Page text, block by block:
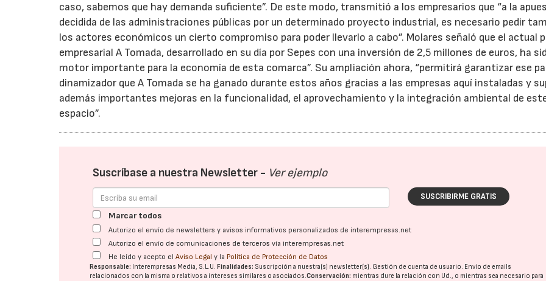
caso, sabemos que hay demanda suficiente”. De este modo, transmitió a los empresarios que “a la
decidida de las administraciones públicas por un determinado proyecto industrial, es necesario pedir
los actores económicos un cierto compromiso para poder llevarlo a cabo”. Molares señaló que el actual
empresarial A Tomada, desarrollado en su día por Sepes con una inversión de 2,5 millones de euros, ha
motor importante para la economía de esta comarca”. Su ampliación ahora, “permitirá garantizar ese
dinamizador que A Tomada se ha ganado durante estos años gracias a las empresas aquí instaladas y
además importantes mejoras en la funcionalidad, el aprovechamiento y la integración ambiental de
espacio”.
Suscríbase a nuestra Newsletter - Ver ejemplo
SUSCRIBIRME GRATIS
Marcar todos
Autorizo el envío de newsletters y avisos informativos personalizados de interempresas.net
Autorizo el envío de comunicaciones de terceros vía interempresas.net
He leído y acepto elAviso Legal y la Política de Protección de Datos
Responsable: Interempresas Media, S.L.U. Finalidades: Suscripción a nuestra(s) newsletter(s). Gestión de cuenta de usuario. Envío de emails
relacionados con la misma o relativos a intereses similares o asociados.Conservación: mientras dure la relación con Ud., o mientras sea necesario para